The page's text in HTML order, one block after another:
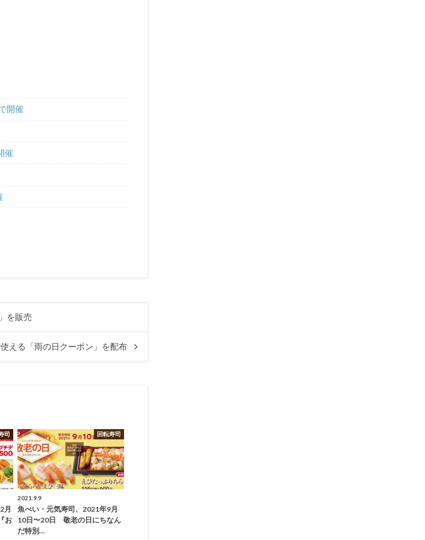
開催
催
を販売
える「雨の日クーポン」を配布
司
月
お
回転寿司
2021.9.9
魚べい・元気寿司、2021年9月
10日〜20日 敬老の日にちなん
だ特別…